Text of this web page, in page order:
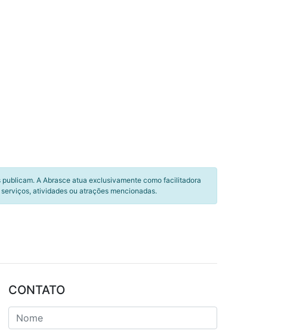
A Abrasce atua exclusivamente como facilitadora
atividades ou atrações mencionadas.
CONTATO